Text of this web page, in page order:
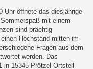
Uhr öffnete das diesjährige
mit einem
sind prächtig
Hochstand mitten im
Fragen aus dem
werden. Das
in 15345 Prötzel Ortsteil